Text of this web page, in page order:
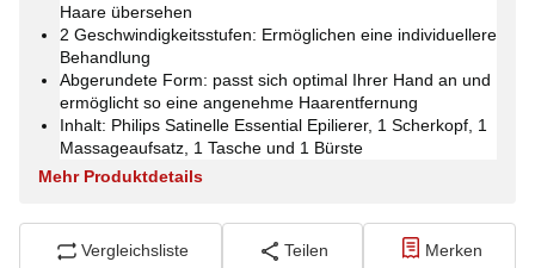
Haare übersehen
2 Geschwindigkeitsstufen: Ermöglichen eine individuellere
Behandlung
Abgerundete Form: passt sich optimal Ihrer Hand an und
ermöglicht so eine angenehme Haarentfernung
Inhalt: Philips Satinelle Essential Epilierer, 1 Scherkopf, 1
Massageaufsatz, 1 Tasche und 1 Bürste
Mehr Produktdetails
Vergleichsliste Teilen Merken